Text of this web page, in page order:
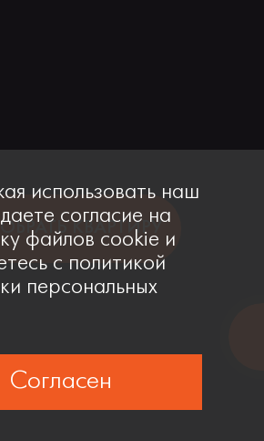
КВАРТИРУ
использовать наш
согласие на
файлов cookie и
с политикой
персональных
Согласен